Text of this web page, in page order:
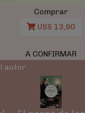
Comprar
U$S 13,90
A CONFIRMAR
autor